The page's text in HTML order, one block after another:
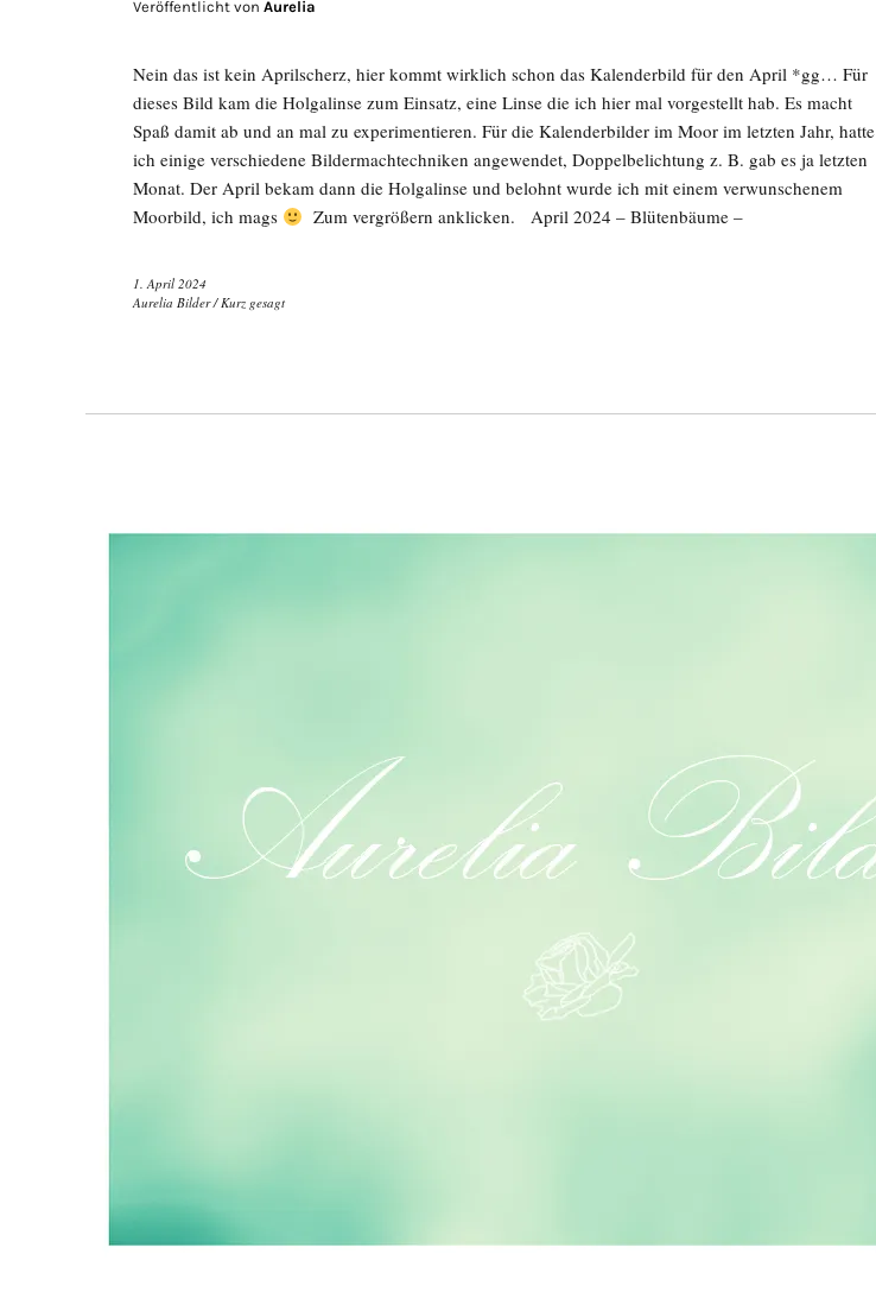
Veröffentlicht von Aurelia
Nein das ist kein Aprilscherz, hier kommt wirklich schon das Kalenderbild für den April *gg… Für
dieses Bild kam die Holgalinse zum Einsatz, eine Linse die ich hier mal vorgestellt hab. Es macht
Spaß damit ab und an mal zu experimentieren. Für die Kalenderbilder im Moor im letzten Jahr, hatte
ich einige verschiedene Bildermachtechniken angewendet, Doppelbelichtung z. B. gab es ja letzten
Monat. Der April bekam dann die Holgalinse und belohnt wurde ich mit einem verwunschenem
Moorbild, ich mags
Zum vergrößern anklicken. April 2024 – Blütenbäume –
1. April 2024
Aurelia Bilder/Kurz gesagt